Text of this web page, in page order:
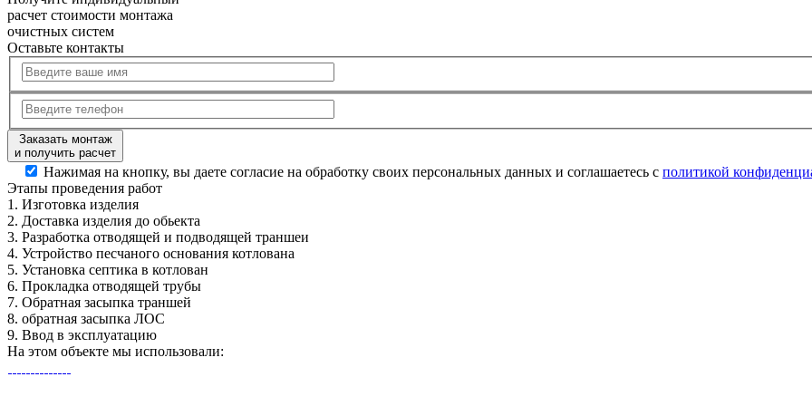
расчет стоимости монтажа
очистных систем
Оставьте контакты
Заказать монтаж
и получить расчет
Нажимая на кнопку, вы даете согласие на обработку своих персональных данных и соглашаетесь с политикой
Этапы проведения работ
1. Изготовка изделия
2. Доставка изделия до обьекта
3. Разработка отводящей и подводящей траншеи
4. Устройство песчаного основания котлована
5. Установка септика в котлован
6. Прокладка отводящей трубы
7. Обратная засыпка траншей
8. обратная засыпка ЛОС
9. Ввод в эксплуатацию
На этом объекте мы использовали: